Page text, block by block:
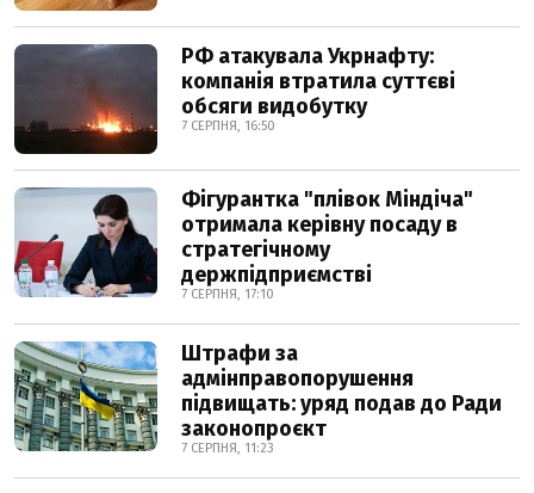
РФ атакувала Укрнафту:
компанія втратила суттєві
обсяги видобутку
7 СЕРПНЯ, 16:50
Фігурантка "плівок Міндіча"
отримала керівну посаду в
стратегічному
держпідприємстві
7 СЕРПНЯ, 17:10
Штрафи за
адмінправопорушення
підвищать: уряд подав до Ради
законопроєкт
7 СЕРПНЯ, 11:23